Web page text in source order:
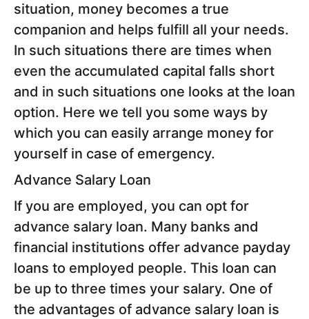
situation, money becomes a true
companion and helps fulfill all your needs.
In such situations there are times when
even the accumulated capital falls short
and in such situations one looks at the loan
option. Here we tell you some ways by
which you can easily arrange money for
yourself in case of emergency.
Advance Salary Loan
If you are employed, you can opt for
advance salary loan. Many banks and
financial institutions offer advance payday
loans to employed people. This loan can
be up to three times your salary. One of
the advantages of advance salary loan is